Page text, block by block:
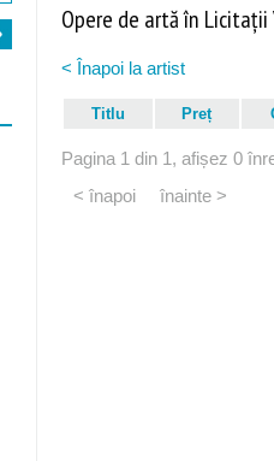
Opere de artă în
< Înapoi la artist
Titlu Preț
Pagina 1 din 1, afișez 0
< înapoi
înainte >